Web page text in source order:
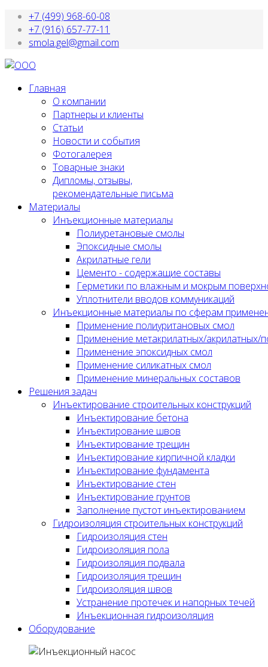
+7 (499) 968-60-08
+7 (916) 657-77-11
smola.gel@gmail.com
Главная
О компании
Партнеры и клиенты
Статьи
Новости и события
Фотогалерея
Товарные знаки
Дипломы, отзывы,
рекомендательные письма
Материалы
Инъекционные материалы
Полиуретановые смолы
Эпоксидные смолы
Акрилатные гели
Цементо - содержащие составы
Герметики по влажным и мокрым
Уплотнители вводов коммуникаций
Инъекционные материалы по сферам
Применение полиуритановых смол
Применение метакрилатных/акрилатных/
Применение эпоксидных смол
Применение силикатных смол
Применение минеральных составов
Решения задач
Инъектирование строительных конструкций
Инъектирование бетона
Инъектирование швов
Инъектирование трещин
Инъектирование кирпичной кладки
Инъектирование фундамента
Инъектирование стен
Инъектирование грунтов
Заполнение пустот инъектированием
Гидроизоляция строительных конструкций
Гидроизоляция стен
Гидроизоляция пола
Гидроизоляция подвала
Гидроизоляция трещин
Гидроизоляция швов
Устранение протечек и напорных течей
Инъекционная гидроизоляция
Оборудование